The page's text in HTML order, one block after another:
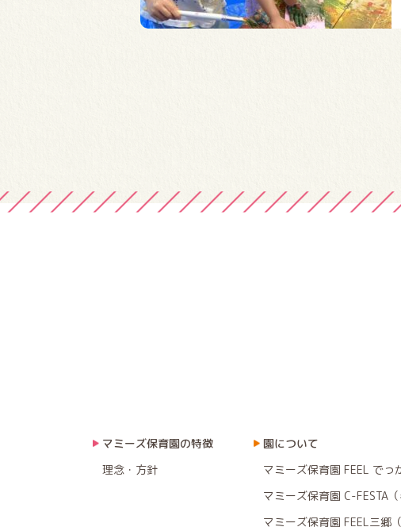
マミーズ保育園の特徴
理念・方針
園について
マミーズ保育園 FEEL でっ
マミーズ保育園 C-FESTA（
マミーズ保育園 FEEL三郷